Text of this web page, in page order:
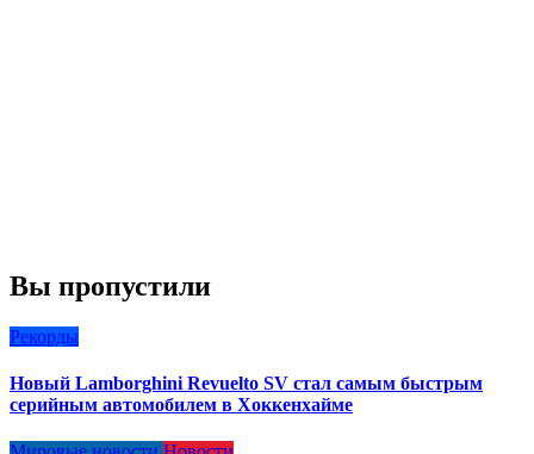
Вы пропустили
Рекорды
Новый Lamborghini Revuelto SV стал самым быстрым
серийным автомобилем в Хоккенхайме